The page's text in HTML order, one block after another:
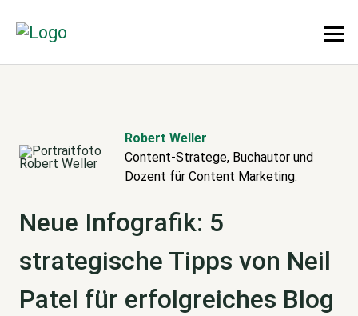
Robert Weller
Content-Stratege, Buchautor und
Dozent für Content Marketing.
Neue Infografik: 5
strategische Tipps von Neil
Patel für erfolgreiches Blog